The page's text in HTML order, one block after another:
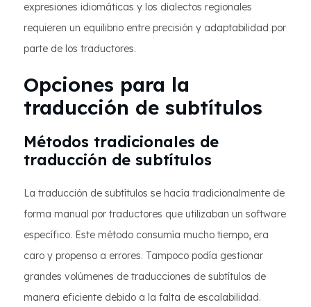
expresiones idiomáticas y los dialectos regionales
requieren un equilibrio entre precisión y adaptabilidad por
parte de los traductores.
Opciones para la
traducción de subtítulos
Métodos tradicionales de
traducción de subtítulos
La traducción de subtítulos se hacía tradicionalmente de
forma manual por traductores que utilizaban un software
específico. Este método consumía mucho tiempo, era
caro y propenso a errores. Tampoco podía gestionar
grandes volúmenes de traducciones de subtítulos de
manera eficiente debido a la falta de escalabilidad.